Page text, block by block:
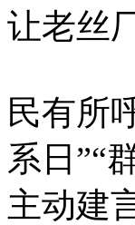
让老丝
民有所
系日”“
主动建